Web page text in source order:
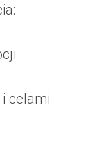
celami